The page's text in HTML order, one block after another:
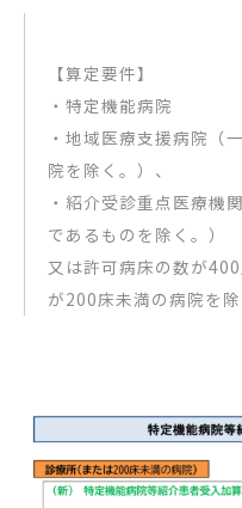
【算定要件】
・特定機能病院
・地域医療支援病院（
院を除く。）、
・紹介受診重点医療機
であるものを除く。）
又は許可病床の数が
が200床未満の病院を除